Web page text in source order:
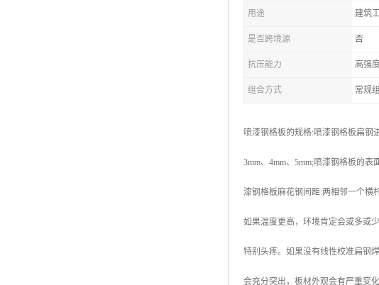
用途 建筑
是否跨境源 否
抗压能力 高强
组合方式 常规
喷漆钢格板的规格:喷漆钢格板扁钢
3mm、4mm、5mm;喷漆钢格板的
漆钢格板麻花钢间距:两相邻一个横
如果温度更高，环境肯定会或多或
特别头疼。如果没有线性校准扁钢
会充分突出，板材外观会有严重变